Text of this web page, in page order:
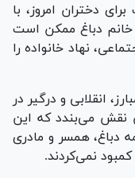
دختران امروز، با
خانم دباغ ممکن است
نهاد خانواده را
انقلابی و درگیر در
نقش می‌بندد که این
دباغ، همسر و مادری
نمی‌کردند.